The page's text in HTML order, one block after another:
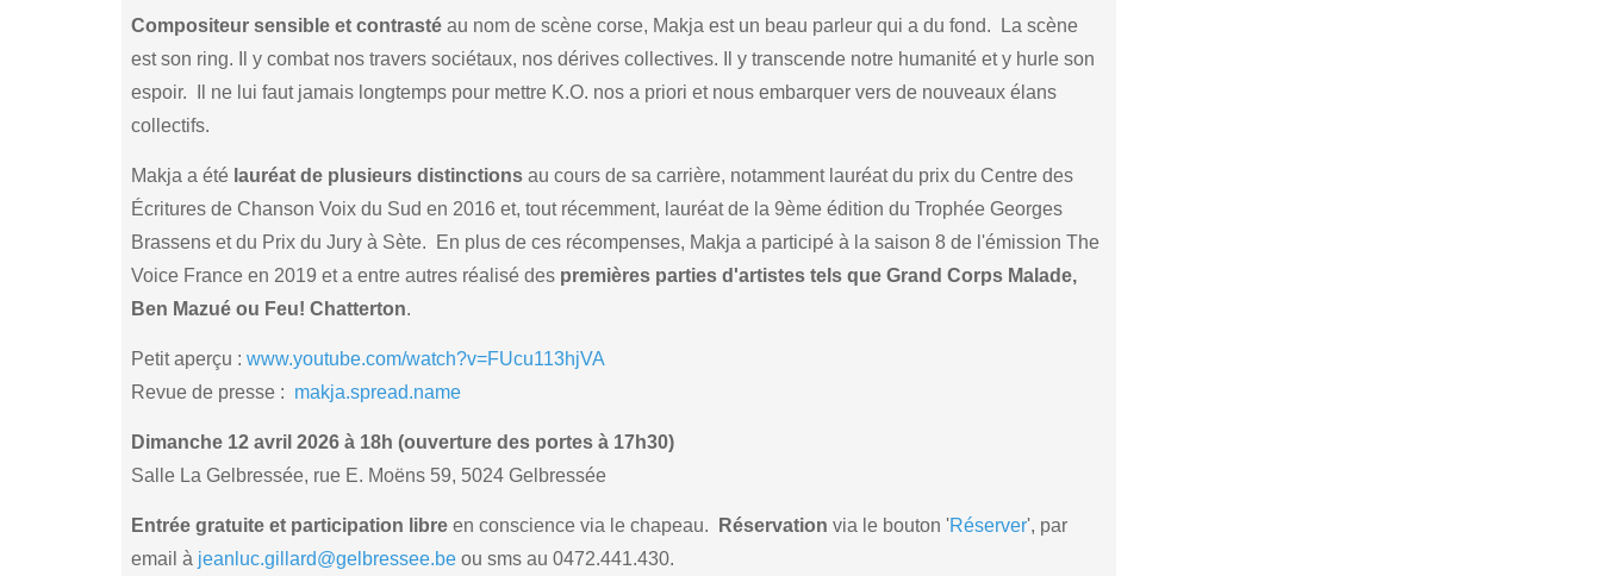
Compositeur sensible et contrasté au nom de scène corse, Makja est un beau parleur qui a du fond. La scène
est son ring. Il y combat nos travers sociétaux, nos dérives collectives. Il y transcende notre humanité et y hurle son
espoir. Il ne lui faut jamais longtemps pour mettre K.O. nos a priori et nous embarquer vers de nouveaux élans
collectifs.
Makja a été lauréat de plusieurs distinctions au cours de sa carrière, notamment lauréat du prix du Centre des
Écritures de Chanson Voix du Sud en 2016 et, tout récemment, lauréat de la 9ème édition du Trophée Georges
Brassens et du Prix du Jury à Sète. En plus de ces récompenses, Makja a participé à la saison 8 de l'émission The
Voice France en 2019 et a entre autres réalisé des premières parties d'artistes tels que Grand Corps Malade,
Ben Mazué ou Feu! Chatterton.
Petit aperçu :www.youtube.com/watch?v=FUcu113hjVA
Revue de presse : makja.spread.name
Dimanche 12 avril 2026 à 18h (ouverture des portes à 17h30)
Salle La Gelbressée, rue E. Moëns 59, 5024 Gelbressée
Entrée gratuite et participation libre en conscience via le chapeau. Réservation via le bouton 'Réserver', par
email à jeanluc.gillard@gelbressee.be ou sms au 0472.441.430.